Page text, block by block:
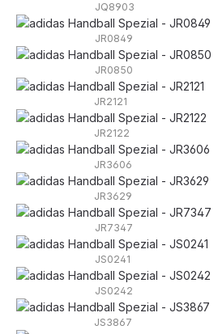
JQ8903
JR0849
JR0850
JR2121
JR2122
JR3606
JR3629
JR7347
JS0241
JS0242
JS3867